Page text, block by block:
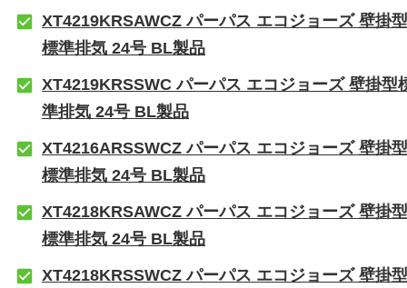
XT4219KRSAWCZ パーパス エコジョーズ 壁掛型
標準排気 24号 BL製品
XT4219KRSSWC パーパス エコジョーズ 壁掛型
準排気 24号 BL製品
XT4216ARSSWCZ パーパス エコジョーズ 壁掛型
標準排気 24号 BL製品
XT4218KRSAWCZ パーパス エコジョーズ 壁掛型
標準排気 24号 BL製品
XT4218KRSSWCZ パーパス エコジョーズ 壁掛型